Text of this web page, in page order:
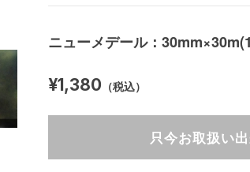
ニューメデール：
¥1,380 （税込）
只今お取扱い